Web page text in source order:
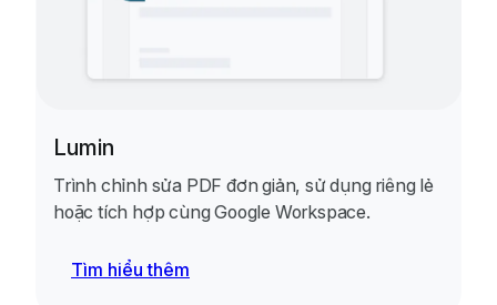
Lumin
Trình chỉnh sửa PDF đơn giản, sử dụng riêng lẻ
hoặc tích hợp cùng Google Workspace.
Tìm hiểu thêm